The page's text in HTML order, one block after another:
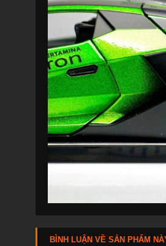
BÌNH LUẬN VỀ SẢN PHẨM